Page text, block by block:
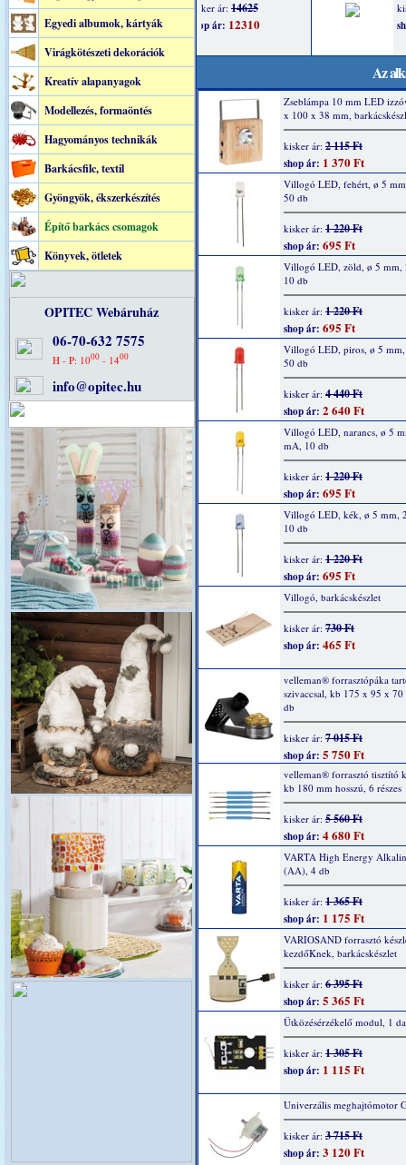
Egyedi albumok, kártyák
Virágkötészeti dekorációk
Kreatív alapanyagok
Modellezés, formaöntés
Hagyományos technikák
Barkácsfilc, textil
Gyöngyök, ékszerkészítés
Építő barkács csomagok
Könyvek, ötletek
OPITEC Webáruház
06-70-632 7575
H - P: 1000- 1400
info@opitec.hu
Az
Zseblámpa 10 mm LED
x 100 x 38 mm,
kisker ár: 2 115 Ft
shop ár: 1 370 Ft
Villogó LED, fehért, ø 5
50 db
kisker ár: 1 220 Ft
shop ár: 695 Ft
Villogó LED, zöld, ø 5 mm,
10 db
kisker ár: 1 220 Ft
shop ár: 695 Ft
Villogó LED, piros, ø 5
50 db
kisker ár: 4 440 Ft
shop ár: 2 640 Ft
Villogó LED, narancs, ø 5
mA, 10 db
kisker ár: 1 220 Ft
shop ár: 695 Ft
Villogó LED, kék, ø 5 mm,
10 db
kisker ár: 1 220 Ft
shop ár: 695 Ft
Villogó, barkácskészlet
kisker ár: 730 Ft
shop ár: 465 Ft
velleman® forrasztópáka
szivaccsal, kb 175 x 95 x
db
kisker ár: 7 015 Ft
shop ár: 5 750 Ft
velleman® forrasztó tisztító
kb 180 mm hosszú, 6 részes
kisker ár: 5 560 Ft
shop ár: 4 680 Ft
VARTA High Energy
(AA), 4 db
kisker ár: 1 365 Ft
shop ár: 1 175 Ft
VARIOSAND forrasztó
kezdőKnek, barkácskészlet
kisker ár: 6 395 Ft
shop ár: 5 365 Ft
Ütközésérzékelő modul, 1
kisker ár: 1 305 Ft
shop ár: 1 115 Ft
Univerzális meghajtómotor
kisker ár: 3 715 Ft
shop ár: 3 120 Ft